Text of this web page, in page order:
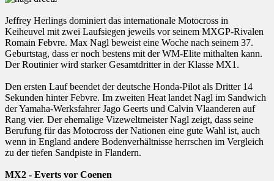
Jeffrey Herlings dominiert das internationale Motocross in
Keiheuvel mit zwei Laufsiegen jeweils vor seinem MXGP-Rivalen
Romain Febvre. Max Nagl beweist eine Woche nach seinem 37.
Geburtstag, dass er noch bestens mit der WM-Elite mithalten kann.
Der Routinier wird starker Gesamtdritter in der Klasse MX1.
Den ersten Lauf beendet der deutsche Honda-Pilot als Dritter 14
Sekunden hinter Febvre. Im zweiten Heat landet Nagl im Sandwich
der Yamaha-Werksfahrer Jago Geerts und Calvin Vlaanderen auf
Rang vier. Der ehemalige Vizeweltmeister Nagl zeigt, dass seine
Berufung für das Motocross der Nationen eine gute Wahl ist, auch
wenn in England andere Bodenverhältnisse herrschen im Vergleich
zu der tiefen Sandpiste in Flandern.
MX2 - Everts vor Coenen